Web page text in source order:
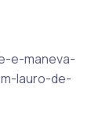
e-maneva-
lauro-de-